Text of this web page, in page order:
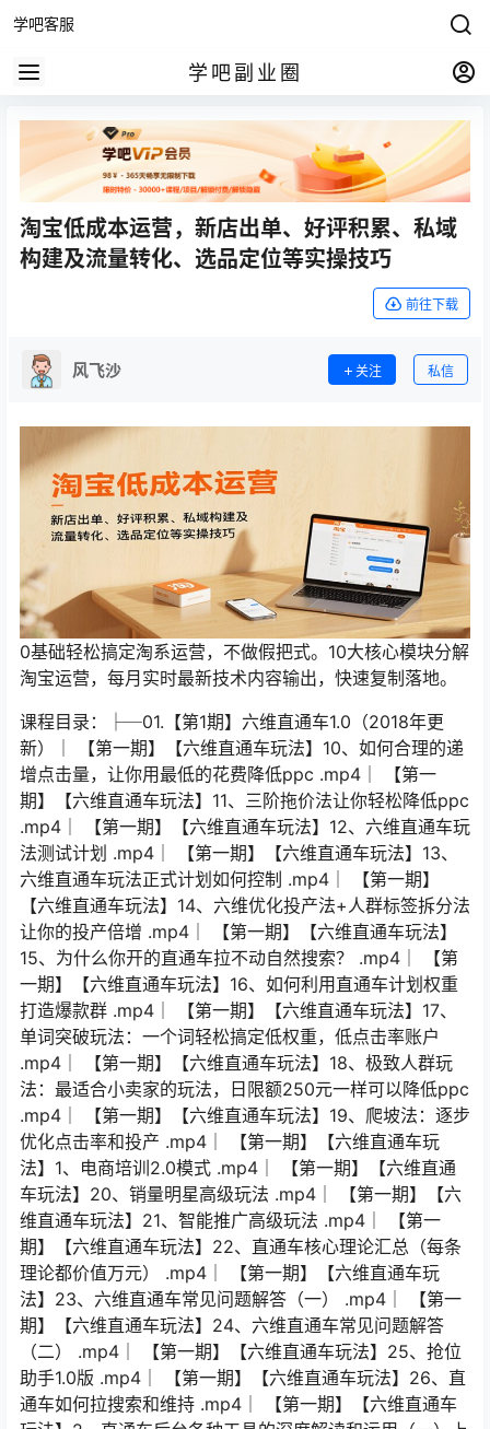
学吧客服
学吧副业圈
淘宝低成本运营，新店出单、好评积累、私域
构建及流量转化、选品定位等实操技巧
前往下载
风飞沙 关注 私信
0基础轻松搞定淘系运营，不做假把式。10大核心模块分解
淘宝运营，每月实时最新技术内容输出，快速复制落地。
课程目录：├─01.【第1期】六维直通车1.0（2018年更新）│ 【第一期】【六维直通车玩法】10、如何合理的递增点击量，让你用最低的花费降低ppc .mp4│ 【第一期】【六维直通车玩法】11、三阶拖价法让你轻松降低ppc .mp4│ 【第一期】【六维直通车玩法】12、六维直通车玩法测试计划 .mp4│ 【第一期】【六维直通车玩法】13、六维直通车玩法正式计划如何控制 .mp4│ 【第一期】【六维直通车玩法】14、六维优化投产法+人群标签拆分法让你的投产倍增 .mp4│ 【第一期】【六维直通车玩法】15、为什么你开的直通车拉不动自然搜索？ .mp4│ 【第一期】【六维直通车玩法】16、如何利用直通车计划权重打造爆款群 .mp4│ 【第一期】【六维直通车玩法】17、单词突破玩法：一个词轻松搞定低权重，低点击率账户 .mp4│ 【第一期】【六维直通车玩法】18、极致人群玩法：最适合小卖家的玩法，日限额250元一样可以降低ppc .mp4│ 【第一期】【六维直通车玩法】19、爬坡法：逐步优化点击率和投产 .mp4│ 【第一期】【六维直通车玩法】1、电商培训2.0模式 .mp4│ 【第一期】【六维直通车玩法】20、销量明星高级玩法 .mp4│ 【第一期】【六维直通车玩法】21、智能推广高级玩法 .mp4│ 【第一期】【六维直通车玩法】22、直通车核心理论汇总（每条理论都价值万元） .mp4│ 【第一期】【六维直通车玩法】23、六维直通车常见问题解答（一） .mp4│ 【第一期】【六维直通车玩法】24、六维直通车常见问题解答（二） .mp4│ 【第一期】【六维直通车玩法】25、抢位助手1.0版 .mp4│ 【第一期】【六维直通车玩法】26、直通车如何拉搜索和维持 .mp4│ 【第一期】【六维直通车玩法】2、直通车后台各种工具的深度解读和运用（一）上 .mp4│ 【第一期】【六维直通车玩法】3、直通车后台各种工具的深度解读和运用（下） .mp4│ 【第一期】【六维直通车玩法】4、直通车扣费公式和质量分原理解读 .mp4│ 【第一期】【六维直通车玩法】5、如何做到3天上10分？ .mp4│ 【第一期】【六维直通车玩法】6、如何做到7天200个10分词？ .mp4│ 【第一期】【六维直通车玩法】7、直通车精准测款，让你的潜在爆款脱颖而出 .mp4│ 【第一期】【六维直通车玩法】8、深度揭秘直通车底层逻辑，别再让错误的开车思路害了你 .mp4│ 【第一期】【六维直通车玩法】9、六个维度教你轻松做高点击率 .mp4│├─02.【第2期】淘系运营基础（2020年更新）│ 【第二期】【淘系基础运营】10、黄金制作标题，让你一发布就有访客 .mp4│ 【第二期】【淘系基础运营】11、3步做好一个主图，让你的新品脱颖而出 .mp4│ 【第二期】【淘系基础运营】12、高转化详情页的制作-新手2天破零的详情页制作分享 .mp4│ 【第二期】【淘系基础运营】13、新手制作图片不用愁，5分钟学会的PS技术 .mp4│ 【第二期】【淘系基础运营】14、学会数据化运营，了解数据，认识生意参谋 .mp4│ 【第二期】【淘系基础运营】15-1、理清思路！不再迷茫，打造爆款流程解析上 .mp4│ 【第二期】【淘系基础运营】15-2、理清思路！不再迷茫，打造爆款流程解析下 .mp4│ 【第二期】【淘系基础运营】16-1、了解流量本质，才能找到高流量诀窍，搜索流量排名原理解析 .mp4│ 【第二期】【淘系基础运营】16-2、店铺流量结构 .mp4│ 【第二期】【淘系基础运营】17、新品上架快速破零的N种方法 .mp4│ 【第二期】【淘系基础运营】18-1、上架没有流量怎么办？新店快速获取大量免费流量（上） .mp4│ 【第二期】【淘系基础运营】18-2、上架没有流量怎么办？新店快速获取大量免费流量（下） .mp4│ 【第二期】【淘系基础运营】19、免费流量！人群标签引爆搜索流量 .mp4│ 【第二期】【淘系基础运营】1、新手0基础6周打造一个赚钱的店铺 .mp4│ 【第二期】【淘系基础运营】20、淘宝反垄断算法，突破流量瓶颈 .mp4│ 【第二期】【淘系基础运营】21、新品快速提升转化率 .mp4│ 【第二期】【淘系基础运营】22、淘宝反作弊模型，让你刷一单顶十单 .mp4│ 【第二期】【淘系基础运营】23、知彼知己！如何做好竞品分析 .mp4│ 【第二期】【淘系基础运营】24、直通车快速打爆款思路解析 .mp4│ 【第二期】【淘系基础运营】25、直通车打爆款第一步-上-测款 .mp4│ 【第二期】【淘系基础运营】26、直通车打爆款第一步-下-测图 .mp4│ 【第二期】【淘系基础运营】27、直通车打爆款第二步上 .mp4│ 【第二期】【淘系基础运营】28、直通车打爆款第二步 下 .mp4│ 【第二期】【淘系基础运营】29-1、直通车打爆款第三步 .mp4│ 【第二期】【淘系基础运营】29-2、直通车打爆款第三步 .mp4│ 【第二期】【淘系基础运营】2、新手如何开店 .mp4│ 【第二期】【淘系基础运营】3-1、新手店铺基础设置和定位 .mp4│ 【第二期】【淘系基础运营】3-2、新手店铺基础设置和定位 .mp4│ 【第二期】【淘系基础运营】30、直通车打爆款第四步–上 .mp4│ 【第二期】【淘系基础运营】31、直通车打爆款第四步—下 .mp4│ 【第二期】【淘系基础运营】32、直通车打爆款第五步 .mp4│ 【第二期】【淘系基础运营】33、直通车打爆款 第六步 .mp4│ 【第二期】【淘系基础运营】34、直通车为什么一直亏钱？ .mp4│ 【第二期】【淘系基础运营】35、打爆款有捷径–新店首页流量暴增技巧 .mp4│ 【第二期】【淘系基础运营】36、5天拯救老品！宝贝降权之后如何快速拉回流量 .mp4│ 【第二期】【淘系基础运营】37、打破流量魔咒，新手千万不要踩的3个坑 .mp4│ 【第二期】【淘系基础运营】38、店铺自我诊断！流量为什么会下滑？ .mp4│ 【第二期】【淘系基础运营】39、运营难题–两个细节，提升店铺转化率 .mp4│ 【第二期】【淘系基础运营】40、老客户精细化运营–微淘的玩法 .mp4│ 【第二期】【淘系基础运营】41、直通车 一招提升点击率 .mp4│ 【第二期】【淘系基础运营】42、如何快速提升店铺人气权重 .mp4│ 【第二期】【淘系基础运营】43、玩转淘宝客销量轻松破千 .mp4│ 【第二期】【淘系基础运营】44、新店如何做好天天特价活动 .mp4│ 【第二期】【淘系基础运营】45、全年活动报名和策划 .mp4│ 【第二期】【淘系基础运营】4、新手快速找到赚钱的产品–蓝海产品挖掘思路 .mp4│ 【第二期】【淘系基础运营】5、五分钟搞定店铺装修 .mp4│ 【第二期】【淘系基础运营】6、新手如何找到稳定的货源 .mp4│ 【第二期】【淘系基础运营】7、新手如何找到好卖的产品 .mp4│ 【第二期】【淘系基础运营】8、产品定价很重要！学会定价，宝贝实现高转化，高利润 .mp4│ 【第二期】【淘系基础运营】9、如何发布产品才能有流量 .mp4│├─03.【第3期】引力魔方和万相台（2022年5月更新）│ 【第三期】【万相台】1、万相台的基本概念 .mp4│ 【第三期】【万相台】2、万相台功能实操详解 .mp4│ 【第三期】【万相台】3、万相台玩法和常见问题 .mp4│ 【第三期】【引力魔方】1、引力魔方的要点和原理 .mp4│ 【第三期】【引力魔方】2、低价引流计划群玩法 .mp4│ 【第三期】【引力魔方】3、多策略拉新玩法 .mp4│ 【第三期】【引力魔方】4、重定向收割玩法 .mp4│ 【第三期】【引力魔方】5、怎么利用引力魔方快速给产品打标 .mp4│ 【第三期】【引力魔方】6、怎么提高引力魔方的点击率 .mp4│ 【第三期】【引力魔方】7、怎么提高引力魔方的转化率 .mp4│ 【第三期】【引力魔方】8、怎么优化引力魔法的数据 .mp4│├─04.【第4期】三阶搜索1.0（2022年6月更新）│ 【第四期】【三阶搜索】10、历代搜索玩法回顾 .mp4│ 【第四期】【三阶搜索】11、标品玩法-测试玩法 .mp4│ 【第四期】【三阶搜索】12、标品玩法-大类目玩法（大爆款玩法） .mp4│ 【第四期】【三阶搜索】13、标品玩法-高客单玩法 .mp4│ 【第四期】【三阶搜索】14、标品玩法-蓝海标品玩法 .mp4│ 【第四期】【三阶搜索】15、非标品玩法-全店动销玩法 .mp4│ 【第四期】【三阶搜索】16、非标品玩法-高客单玩法 .mp4│ 【第四期】【三阶搜索】17、新品的定义和切入时机的选择 .mp4│ 【第四期】【三阶搜索】18、如何把老链接重新拉升 .mp4│ 【第四期】【三阶搜索】19、系统稽查的六个维度和如何规避 .mp4│ 【第四期】【三阶搜索】1、搜索逻辑-淘系平台流量分类和利弊 .mp4│ 【第四期】【三阶搜索】20、优质资源的组建、裂变和再生 .mp4│ 【第四期】【三阶搜索】2、搜索逻辑-手淘搜索排名规则 .mp4│ 【第四期】【三阶搜索】3、搜索逻辑-平台权重维度和算法 .mp4│ 【第四期】【三阶搜索】4、黄金标题-宝贝标题的正确概念和核心逻辑 .mp4│ 【第四期】【三阶搜索】5、黄金标题-如何制作黄金标题（标品） .mp4│ 【第四期】【三阶搜索】6、黄金标题-如何制作黄金标题（非标品） .mp4│ 【第四期】【三阶搜索】7、标品如何进行干预关键词布局 .mp4│ 【第四期】【三阶搜索】8、非标品如何进行干预关键词布局 .mp4│ 【第四期】【三阶搜索】9、三个路径法进行搜索干预 .mp4│├─05.【第5期】直通车低价引流1.0（2022年7月更新）│ 【第五期】【直通车低价引流】一、如何利用直通车快速测出爆款 .mp4│ 【第五期】【直通车低价引流】七、标准计划核心词低价引流 .mp4│ 【第五期】【直通车低价引流】三、反推法做高投产 .mp4│ 【第五期】【直通车低价引流】九、智能计划低价引流玩法 .mp4│ 【第五期】【直通车低价引流】二、低花费提升点击率的秘密 .mp4│ 【第五期】【直通车低价引流】五、直通车精准人群标签强化和爆破 .mp4│ 【第五期】【直通车低价引流】八、标准计划错位低价引流 .mp4│ 【第五期】【直通车低价引流】六、标准计划低价引流玩法 .mp4│ 【第五期】【直通车低价引流】四、为什么直通车大词高出价反而没流量 .mp4│├─06.【第6期】旺季推广和推荐流量（2022年8月更新）│ 【第六期】【旺季推广和推荐流量】一、22年手淘推荐流量考核机制解析 .mp4│ 【第六期】【旺季推广和推荐流量】七、旺季流量之引力魔方新品速爆玩法（上） .mp4│ 【第六期】【旺季推广和推荐流量】三、手淘推荐流量错位竞争玩法 .mp4│ 【第六期】【旺季推广和推荐流量】九、旺季流量之引力魔方新品速爆玩法（下） .mp4│ 【第六期】【旺季推广和推荐流量】二、产品如何获取手淘推荐流量 .mp4│ 【第六期】【旺季推广和推荐流量】五、旺季流量之直通车低成本测款玩法 .mp4│ 【第六期】【旺季推广和推荐流量】八、旺季流量之引力魔方新品速爆玩法（中） .mp4│ 【第六期】【旺季推广和推荐流量】六、旺季流量之直通车快改标签技术 .mp4│ 【第六期】【旺季推广和推荐流量】十、旺季流量之万相台收割玩法2.0 .mp4│ 【第六期】【旺季推广和推荐流量】四、旺季流量之直通车全类目测款玩法 .mp4│├─07.【第7期】三阶搜索2.0（2022年9月更新）│ 【第七期】【三阶搜索2.0】一、9月搜索更新重点和应用 .mp4│ 【第七期】【三阶搜索2.0】七、小单量搜索破千玩法 .mp4│ 【第七期】【三阶搜索2.0】三、低价SKU错位起量爆搜索玩法 .mp4│ 【第七期】【三阶搜索2.0】九、搜索流量暴跌后的补救措施 .mp4│ 【第七期】【三阶搜索2.0】二、老店一周老带新换拍爆搜索玩法 .mp4│ 【第七期】【三阶搜索2.0】五、对飙竞品超车爆搜索玩法 .mp4│ 【第七期】【三阶搜索2.0】八、三个方法解决补单后导致的人群不精准 .mp4│ 【第七期】【三阶搜索2.0】六、最新搜索逻辑下的两周爆搜索思路 .mp4│ 【第七期】【三阶搜索2.0】十、搜索七大坑的避坑指南 .mp4│ 【第七期】【三阶搜索2.0】四、付费拉搜索之标签配合补单爆搜索玩法 .mp4│├─08.【第8期】六维直通车2.0（2022年10月更新）│ 【第八期】【六维直通车2.0】一、2022年直通车变化和各阶段核心思路 .mp4│ 【第八期】【六维直通车2.0】七、直通车加购计划 .mp4│ 【第八期】【六维直通车2.0】三、六维之投放人群的变化和优化重点 .mp4│ 【第八期】【六维直通车2.0】九、直通车高投产计划 .mp4│ 【第八期】【六维直通车2.0】二、六维之投放关键词的变化和优化重点 .mp4│ 【第八期】【六维直通车2.0】五、直通车测款计划 .mp4│ 【第八期】【六维直通车2.0】八、直通车收割计划 .mp4│ 【第八期】【六维直通车2.0】六、直通车拉新计划 .mp4│ 【第八期】【六维直通车2.0】十、新品新店快速起量玩法 .mp4│ 【第八期】【六维直通车2.0】十一、标准计划低价引流玩法2.0 .mp4│ 【第八期】【六维直通车2.0】十三、直通车销量明星计划 .mp4│ 【第八期】【六维直通车2.0】十二、智能计划低价引流玩法2.0 .mp4│ 【第八期】【六维直通车2.0】十四、直通车好货快投计划 .mp4│ 【第八期】【六维直通车2.0】四、如何利用抢位助手提高点击率和投产 .mp4│├─09.【第9期】引力魔方2.0（2022年11月更新）│ 【第九期】【最新引力魔方玩法】一、最新引力魔方的算法、权重维度和常见问题 .mp4│ 【第九期】【最新引力魔方玩法】七、引力魔方、万相台和直通车的组合方式 .mp4│ 【第九期】【最新引力魔方玩法】三、两个办法快速提升引力魔方计划权重 .mp4│ 【第九期】【最新引力魔方玩法】二、如何使用达摩盘做精准人群圈定 .mp4│ 【第九期】【最新引力魔方玩法】五、引力魔方定向计划高投产拆分玩法 .mp4│ 【第九期】【最新引力魔方玩法】八、引力魔方经典十一问 .mp4│ 【第九期】【最新引力魔方玩法】六、引力魔方自定义URL多功能玩法 .mp4│ 【第九期】【最新引力魔方玩法】四、引力魔方低价引流2.0 .mp4│├─10.【第10期】付费推广和新品运营（2022年12月更新）│ 【第十期】【付费推广和新品运营】一、高客单产品直通车起款思路 .mp4│ 【第十期】【付费推广和新品运营】七、新品七天补单+付费拉动搜索流量破千 .mp4│ 【第十期】【付费推广和新品运营】三、直通车低价引流3.0-非标品 .mp4│ 【第十期】【付费推广和新品运营】二、引力魔方玩法汇总 .mp4│ 【第十期】【付费推广和新品运营】五、直通车如何不降权快速拖价 .mp4│ 【第十期】【付费推广和新品运营】八、淘系付费推广常见十八问 .mp4│ 【第十期】【付费推广和新品运营】六、不同产品的最佳付费推广顺序和实操 .mp4│ 【第十期】【付费推广和新品运营】四、六个维度快速提升直通车计划权重 .mp4│├─11.【第11期】春节高质量运维和弯道超车（2023年1月更新）│ 【第十一期】【春节高质量运维和弯道超车】一、【宏“兔”大志】2023年开年店铺布局思路 .mp4│ 【第十一期】【春节高质量运维和弯道超车】七、【异军“兔”起】春节新品弯道超车玩法全解析 .mp4│ 【第十一期】【春节高质量运维和弯道超车】三、【“兔”飞猛进】春节直通车低成本上权重玩法 .mp4│ 【第十一期】【春节高质量运维和弯道超车】二、【积“兔”成山】春节期间如何让店铺维持高权重 .mp4│ 【第十一期】【春节高质量运维和弯道超车】五、【异军“兔”起】春节弯道超车—运营思路篇 .mp4│ 【第十一期】【春节高质量运维和弯道超车】六、【异军“兔”起】春节弯道超车—运营实操篇 .mp4│ 【第十一期】【春节高质量运维和弯道超车】四、【励精”兔“治】春节每天1小时高质量运维店铺 .mp4│├─12.【第12期】2023年淘系运营（2023年2月更新）│ 【第十二期】一、【新运营】淘系运营落地过程中的八个大变化.mp4│ 【第十二期】七、【引力魔方】有预谋的截流竞品订单.mp4│ 【第十二期】三、【新视觉】如何提高创意质量和整体转化率（非模仿竞品）.mp4│ 【第十二期】九、【新推广】不同阶段的三大工具联合作战.mp4│ 【第十二期】二、【新选品】三个维度找到会赚钱的产品.mp4│ 【第十二期】五、【新流量】2023开年免费流量怎么拿？.mp4│ 【第十二期】八、【万相台】如何充分收割互动做到超高投产.mp4│ 【第十二期】六、【直通车】不亏钱拿大订单量.mp4│ 【第十二期】四、【新营销】通过营销活动让你的转化率和利润都提高.mp4│├─13.【第13期】万相台进阶课（2023年3月更新）│ 【第十三期】一、人群标签扶正最新利器-万相台侧重人群 .mp4│ 【第十三期】七、最新万相台在推广过程的核心逻辑和常见问题 .mp4│ 【第十三期】三、万相台货品加速计划群暴力盈利玩法 .mp4│ 【第十三期】二、高PPC店铺解决最优解-万相台拉新玩法 .mp4│ 【第十三期】五、最新万相台收割玩法3.0 .mp4│ 【第十三期】六、万相台如何带动搜索流量实操讲解 .mp4│ 【第十三期】四、如何利用万相台三部曲和超级短视频快速打造爆款 .mp4│├─14.【第14期】六维直通车低价引流2.0（2023年4月更新）│ 【第十四期】一、低价引流的核心思维、产品布局和选品策略 .mp4│ 【第十四期】三、低价引流标准计划低ppc智能玩法 .mp4│ 【第十四期】二、做好低价引流你必须要懂的几件事 .mp4│ 【第十四期】五、低价引流标准计划长尾词高投产玩法 .mp4│ 【第十四期】六、低价引流标准+智能全店动销玩法 .mp4│ 【第十四期】四、低价引流卖点词包高点击率起量玩法 .mp4│├─15.【第15期】引力魔方进阶课（2023年5月更新）│ 【第十五期】一、2023引力魔方新改版的核心要点 .mp4│ 【第十五期】七、引力魔方产品打标实操和常见问题 .mp4│ 【第十五期】三、新品飞车起新品一定要注意的5个点 .mp4│ 【第十五期】九、引力魔方爆品蓄水放量玩法 .mp4│ 【第十五期】二、实操如何利用人群方舟快速精准拉新 .mp4│ 【第十五期】二十、引力魔方最新五大常见问题 .mp4│ 【第十五期】五、引力魔方全店智能拉新玩法 .mp4│ 【第十五期】八、引力魔方核心功能三：爆款放量 .mp4│ 【第十五期】六、引力魔方核心功能二：产品打标 .mp4│ 【第十五期】十、引力魔方核心功能四：高效收割 .mp4│ 【第十五期】十一、引力魔方高投产玩法 .mp4│ 【第十五期】十七、实操引力魔方618大促收割计划搭建 .mp4│ 【第十五期】十三、引力魔方引爆推荐流量玩法 .mp4│ 【第十五期】十九、引力魔方精准人群设置 .mp4│ 【第十五期】十二、引力魔方核心功能五：带动免费流量 .mp4│ 【第十五期】十五、引力魔方核心功能六：大促拉新收割全周期 .mp4│ 【第十五期】十八、实操引力魔方618大促回流计划搭建 .mp4│ 【第十五期】十六、实操引力魔方618大促养鱼计划搭建 .mp4│ 【第十五期】十四、引力魔方引爆自然搜索流量玩法 .mp4│ 【第十五期】四、引力魔方核心功能一：全店拉新 .mp4│├─16.【第16期】免费流量（2023年6月更新）│ 【第十六期】52.平台免费流量的现状及变化后的核心逻辑.mp4│ 【第十六期】53.如何建立自己的鱼塘让新品出基础销量和评价晒图.mp4│ 【第十六期】54.黑科技-改链接销量让产品初期真实转化率提升.mp4│ 【第十六期】55.黑科技-安全无痕提高店铺层级突破店铺免费流量天花板.mp4│ 【第十六期】56.非标品多产品全渠道起免费流量.mp4│ 【第十六期】57.多产品店铺全店动销15天起免费流量玩法.mp4│ 【第十六期】58.利用非搜单新品7天起搜索玩法.mp4│ 【第十六期】59.如何利用重定向竞品快速起免费流量玩法（标品必学）.mp4│ 【第十六期】60.如何规避系统稽查和稽查后权重转移最大化.mp4│ 【第十六期】61.最新免费流量常见问题答疑.mp4│├─17.【第17期】直通车智能推广（2023年7月更新）│ 【第十七期】44.开好智能计划的6个关键点 .mp4│ 【第十七期】45.智能计划的四大核心要素解析 .mp4│ 【第十七期】46.智能计划在不同产品阶段如何进行场景搭配 .mp4│ 【第十七期】47.如果利用智能计划对爆款进行收割和放量 .mp4│ 【第十七期】48.实操利用智能计划带动手淘搜索 .mp4│ 【第十七期】49.打破促销限制，智能计划平销玩法 .mp4│ 【第十七期】50.智能推广在批量测款和新品破冰中的妙用 .mp4│ 【第十七期】51.如何通过智能计划让新品21天日销百单 .mp4│├─18.【第18期】万相台无界（2023年8月更新）│ 【第十八期】31.万相台无界推广逻辑和如何运用 .mp4│ 【第十八期】32.3个步骤实现无损迁移让无界快速起飞 .mp4│ 【第十八期】33.无界各阶段的数据核心及如何通过数据快速找到问题 .mp4│ 【第十八期】34.上新快+拉新快搭配人群方舟实现无界精准拉新 .mp4│ 【第十八期】35.关键词+精准人群搭配货品加速实现无界快速收割 .mp4│ 【第十八期】36.精准定向优化让无界实现高投产 .mp4│ 【第十八期】37.高客单标品无界推广的正确顺序和常见问题解决 .mp4│ 【第十八期】38.低客单标品无界推广的正确顺序和常见问题解决 .mp4│ 【第十八期】39.高客单非标品无界推广的正确顺序和常见问题解决 .mp4│ 【第十八期】40.低客单非标品无界推广的正确顺序和常见问题解决 .mp4│ 【第十八期】41.万相台无界1+N计划群低价引流玩法 .mp4│ 【第十八期】42.万相台无界1+N计划群全店动销玩法 .mp4│ 【第十八期】43.实操无界的8个常见问题分析和解决 .mp4│├─19.【第19期】万相台无界最新进阶玩法（2023年9月更新）│ 【第十九期】24.不同产品在各阶段无界推广的核心要素 .mp4│ 【第十九期】25.无界低成本让新品破0和有稳定的真实转化 .mp4│ 【第十九期】26.万相台无界如何让店铺和产品人群标签更精准 .mp4│ 【第十九期】27.无界关键词推广计划如何快速养权重 .mp4│ 【第十九期】28.全网成交关键词万相台无界高投产玩法 .mp4│ 【第十九期】29.爆品利用万相台无界结合达摩盘做精准高效拉新 .mp4│ 【第十九期】30.老款利用关键词推广收割玩法持续拉高投产 .mp4│├─20.【第20期】蓄力双11（2023年10月更新）│ 【二十期】01.双11爆发前的核心数据细分及运营策略 .mp4│ 【二十期】02.双11货品分层布局和精准运营策略 .mp4│ 【二十期】03.双11大促期间如何通过四大流量来源获取更多优质流量 .mp4│ 【二十期】04.四大秘诀让双十一转化率再提高50%.mp4│ 【二十期】05.双十一大促期间付费流量渠道如何布局 .mp4│ 【二十期】06.错过黄金期店铺在双十一前如何对店铺进行抢救 .mp4│├─21.【第21期】无界关键词推广2.0（2023年11月更新）│ 01.无界切换后效果差的原因以及店铺产品推广如何布局 .mp4│ 02.核心词快速测款和轮播批量快速测图玩法 .mp4│ 03.关键词推广核心关键词卡位精准拉新玩法 .mp4│ 04.关键词推广低价引流全店拉新玩法 .m